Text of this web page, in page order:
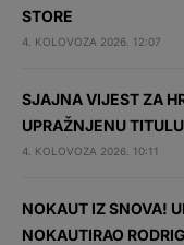
STORE
4. KOLOVOZA 2026. 12:07
SJAJNA VIJEST ZA
UPRAŽNJENU TITULU
4. KOLOVOZA 2026. 10:11
NOKAUT IZ SNOVA!
NOKAUTIRAO